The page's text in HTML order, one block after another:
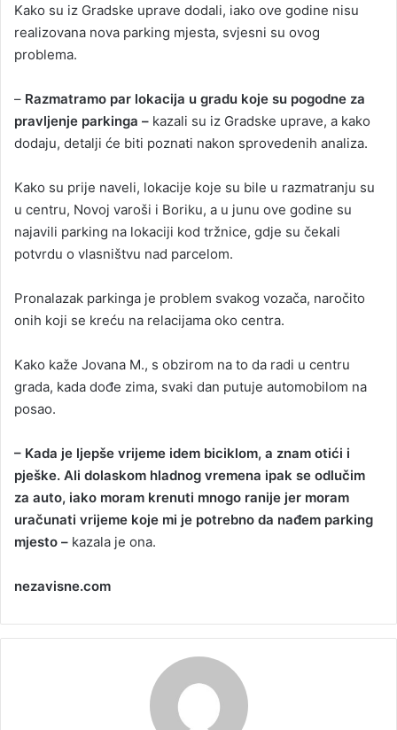
Kako su iz Gradske uprave dodali, iako ove godine nisu
realizovana nova parking mjesta, svjesni su ovog
problema.
– Razmatramo par lokacija u gradu koje su pogodne za
pravljenje parkinga – kazali su iz Gradske uprave, a kako
dodaju, detalji će biti poznati nakon sprovedenih analiza.
Kako su prije naveli, lokacije koje su bile u razmatranju su
u centru, Novoj varoši i Boriku, a u junu ove godine su
najavili parking na lokaciji kod tržnice, gdje su čekali
potvrdu o vlasništvu nad parcelom.
Pronalazak parkinga je problem svakog vozača, naročito
onih koji se kreću na relacijama oko centra.
Kako kaže Jovana M., s obzirom na to da radi u centru
grada, kada dođe zima, svaki dan putuje automobilom na
posao.
– Kada je ljepše vrijeme idem biciklom, a znam otići i
pješke. Ali dolaskom hladnog vremena ipak se odlučim
za auto, iako moram krenuti mnogo ranije jer moram
uračunati vrijeme koje mi je potrebno da nađem parking
mjesto – kazala je ona.
nezavisne.com